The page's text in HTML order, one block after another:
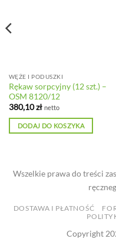
WĘŻE I PODUSZKI
Rękaw sorpcyjny (12 szt.) –
OSM 8120/12
380,10zł netto
DODAJ DO KOSZYKA
Wszelkie prawa do treści
DOSTAWA I PŁATNOŚĆ
Copyright